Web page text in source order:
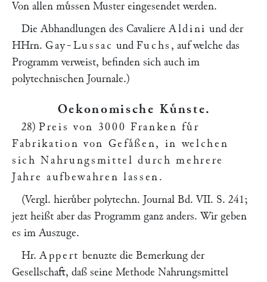
Von allen muͤssen Muster eingesendet werden.
Die Abhandlungen des Cavaliere Aldini und der
HHrn. Gay-Lussac und Fuchs , auf welche das
Programm verweist, befinden sich auch im
polytechnischen Journale.)
Oekonomische Kuͤnste.
28) Preis von 3000 Franken fuͤr
Fabrikation von Gefaͤßen, in welchen
sich Nahrungsmittel durch mehrere
Jahre aufbewahren lassen .
(Vergl. hieruͤber polytechn. Journal Bd. VII. S. 241;
jezt heißt aber das Programm ganz anders. Wir geben
es im Auszuge.
Hr. Appert benuzte die Bemerkung der
Gesellschaft, daß seine Methode Nahrungsmittel